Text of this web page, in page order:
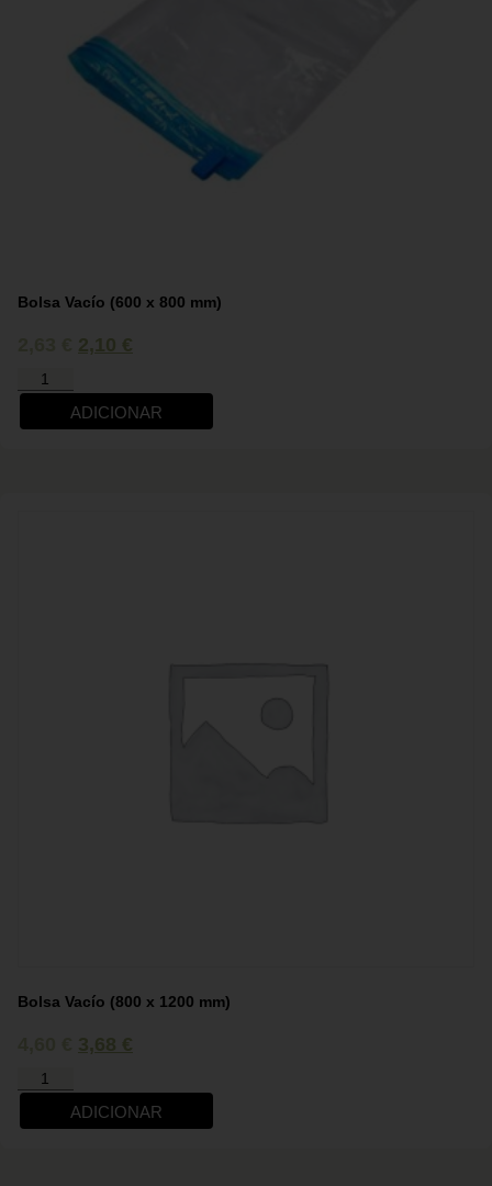
Bolsa Vacío (600 x 800 mm)
2,10 €
ADICIONAR
Bolsa Vacío (800 x 1200 mm)
3,68 €
ADICIONAR